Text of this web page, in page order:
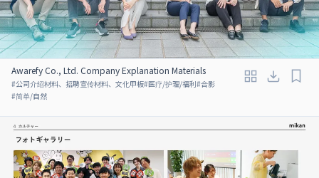
Awarefy Co., Ltd. Company Explanation Materials
#公司介绍材料、招聘宣传材料、文化甲板#医疗/护理/福利#合影
#简单/自然